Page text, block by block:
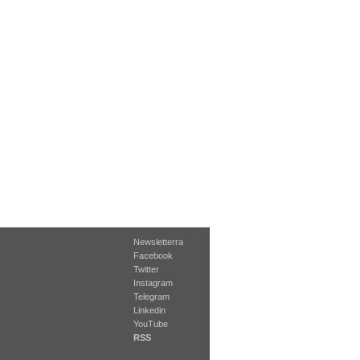
Newsletterra
Facebook
Twitter
Instagram
Telegram
Linkedin
YouTube
RSS